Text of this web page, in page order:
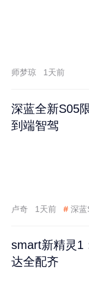
师梦琼 1天前
深蓝全新S05
到端智驾
卢奇 1天前 # 深蓝
smart新精灵1
达全配齐